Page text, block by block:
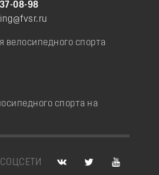
08-98
велосипедного спорта
спорта на